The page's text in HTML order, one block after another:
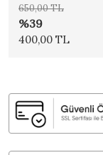
650,00 TL
%39
400,00 TL